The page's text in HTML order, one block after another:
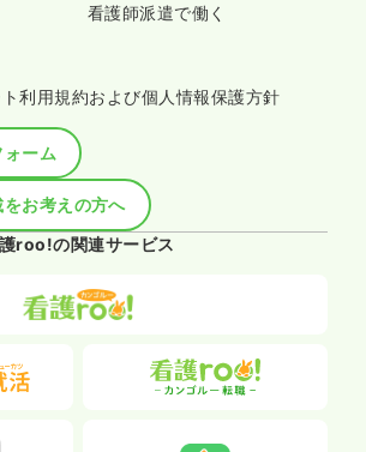
看護師派遣で働く
利用規約および個人情報保護方針
ーム
お考えの方へ
roo!の関連サービス